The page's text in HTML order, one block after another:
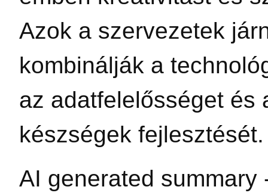
Azok a szervezetek
kombinálják a
az adatfelelősséget és
készségek fejlesztését.
AI generated